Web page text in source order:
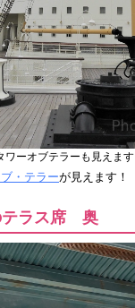
ワーオブテラーも見えます
・テラーが見えます！
テラス席 奥